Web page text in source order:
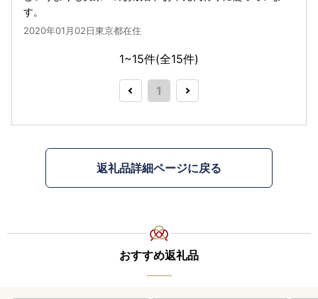
す。
2020年01月02日東京都在住
1~15件(全15件)
1
返礼品詳細ページに戻る
おすすめ返礼品